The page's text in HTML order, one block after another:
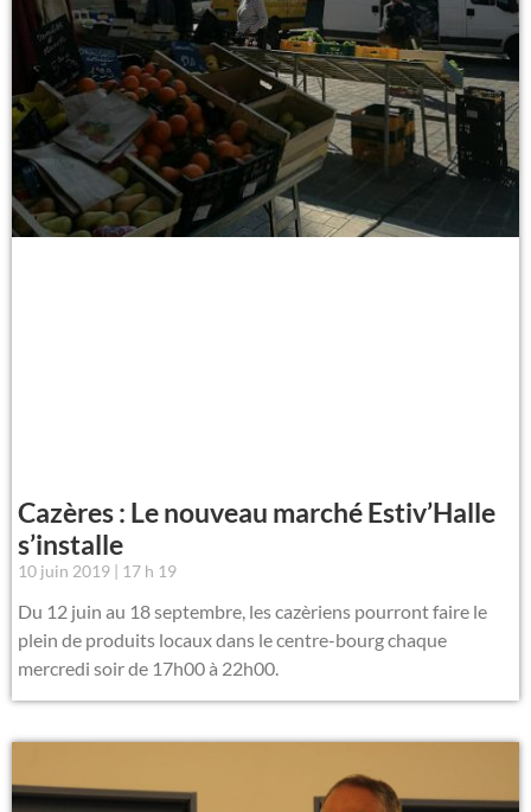
Cazères : Le nouveau marché Estiv’Halle
s’installe
10 juin 2019 17 h 19
Du 12 juin au 18 septembre, les cazèriens pourront faire le
plein de produits locaux dans le centre-bourg chaque
mercredi soir de 17h00 à 22h00.